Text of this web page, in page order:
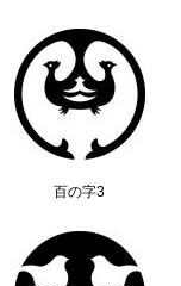
百の字3